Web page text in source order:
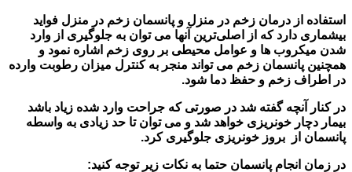
استفاده از درمان زخم در منزل و پانسمان زخم در منزل فواید
بیشماری دارد که از اصلی‌ترین آنها می توان به جلوگیری از وارد
شدن میکروب ها و عوامل محیطی بر روی زخم اشاره نمود و
همچنین پانسمان زخم می تواند منجر به کنترل میزان رطوبت وارده
در اطراف زخم و حفظ دما شود.
در کنار آنچه گفته شد در صورتی که جراحت وارد شده زیاد باشد
بیمار دچار خونریزی خواهد شد و می توان تا حد زیادی به واسطه
پانسمان از بروز خونریزی جلوگیری کرد.
در زمان انجام پانسمان حتما به نکات زیر توجه کنید: